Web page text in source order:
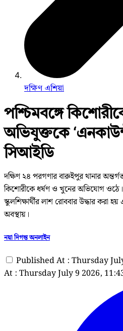
দক্ষিণ এশিয়া
পশ্চিমবঙ্গে
অভিযুক্তকে
সিআইডি
দক্ষিণ ২৪ পরগণার বারুইপুর থানার
কিশোরীকে ধর্ষণ ও খুনের অভিযোগ
স্কুলশিক্ষার্থীর লাশ রোববার উদ্ধার করা
অবস্থায়।
নয়া দিগন্ত অনলাইন
Published At : Thursday
At : Thursday July 9 2026,